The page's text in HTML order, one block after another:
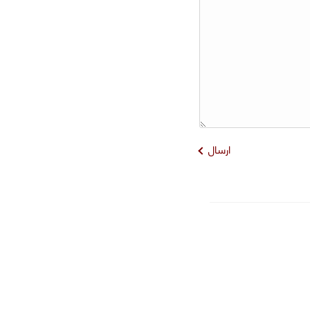
ارسال